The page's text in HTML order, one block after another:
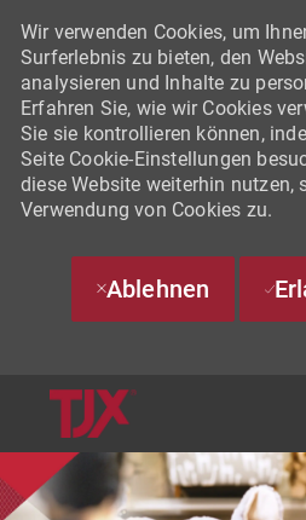
Wir verwenden Cookies, um
Surferlebnis zu bieten, den
analysieren und Inhalte zu
Erfahren Sie, wie wir Cookies
Sie sie kontrollieren können,
Seite Cookie-Einstellungen
diese Website weiterhin nutzen,
Verwendung von Cookies zu.
Ablehnen